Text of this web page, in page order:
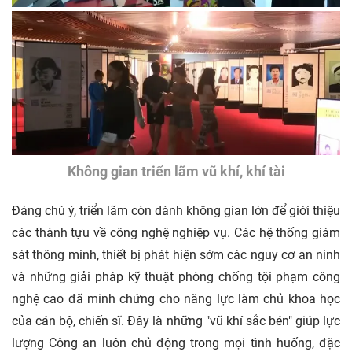
Không gian triển lãm vũ khí, khí tài
Đáng chú ý, triển lãm còn dành không gian lớn để giới thiệu
các thành tựu về công nghệ nghiệp vụ. Các hệ thống giám
sát thông minh, thiết bị phát hiện sớm các nguy cơ an ninh
và những giải pháp kỹ thuật phòng chống tội phạm công
nghệ cao đã minh chứng cho năng lực làm chủ khoa học
của cán bộ, chiến sĩ. Đây là những "vũ khí sắc bén" giúp lực
lượng Công an luôn chủ động trong mọi tình huống, đặc